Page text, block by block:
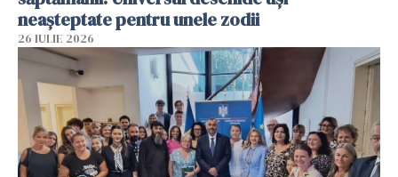
neașteptate pentru unele zodii
26 IULIE 2026